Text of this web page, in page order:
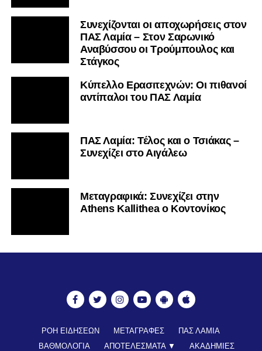
Συνεχίζονται οι αποχωρήσεις στον
ΠΑΣ Λαμία – Στον Σαρωνικό
Αναβύσσου οι Τρούμπουλος και
Στάγκος
Κύπελλο Ερασιτεχνών: Οι πιθανοί
αντίπαλοι του ΠΑΣ Λαμία
ΠΑΣ Λαμία: Τέλος και ο Τσιάκας –
Συνεχίζει στο Αιγάλεω
Mεταγραφικά: Συνεχίζει στην
Athens Kallithea ο Κοντονίκος
ΡΟΗ ΕΙΔΗΣΕΩΝ ΜΕΤΑΓΡΑΦΕΣ
ΠΑΣ ΛΑΜΙΑ
ΒΑΘΜΟΛΟΓΙΑ
ΑΠΟΤΕΛΕΣΜΑΤΑ ▼
ΑΚΑΔΗΜΙΕΣ